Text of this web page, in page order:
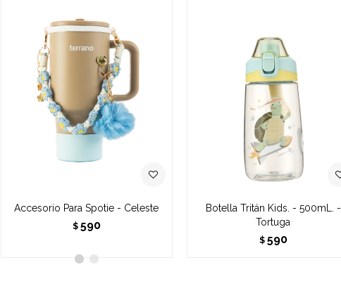
Accesorio Para Spotie - Celeste
$ 590
Botella Tritán Kids. - 500mL. -
Tortuga
$ 590